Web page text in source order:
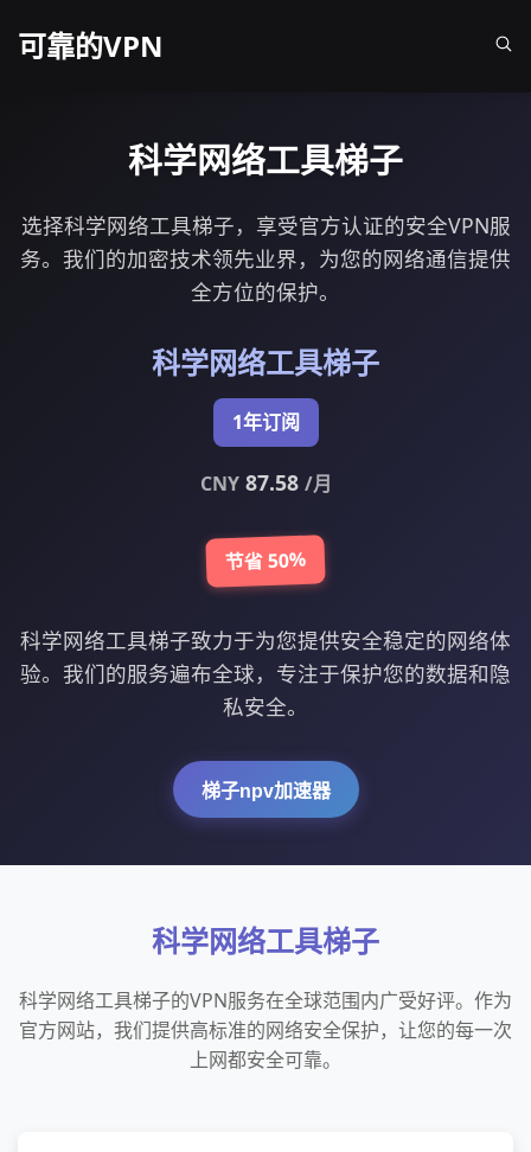
可靠的VPN
科学网络工具梯子
选择科学网络工具梯子，享受官方认证的安全VPN服
务。我们的加密技术领先业界，为您的网络通信提供
全方位的保护。
科学网络工具梯子
1年订阅
CNY87.58 /月
节省 50%
科学网络工具梯子致力于为您提供安全稳定的网络体
验。我们的服务遍布全球，专注于保护您的数据和隐
私安全。
梯子npv加速器
科学网络工具梯子
科学网络工具梯子的VPN服务在全球范围内广受好评。作为
官方网站，我们提供高标准的网络安全保护，让您的每一次
上网都安全可靠。